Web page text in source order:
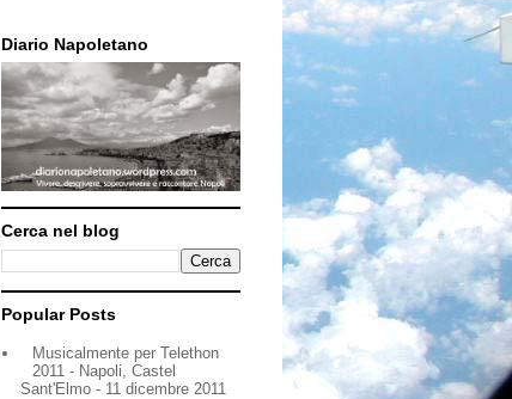
Diario Napoletano
Cerca nel blog
Popular Posts
Musicalmente per Telethon
2011 - Napoli, Castel
Sant'Elmo - 11 dicembre 2011